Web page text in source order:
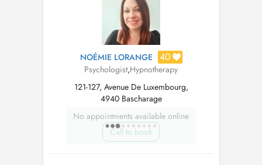
NOÉMIE LORANGE 40
Psychologist,Hypnotherapy
121-127, Avenue De Luxembourg,
4940 Bascharage
No appointments available online
Call to book